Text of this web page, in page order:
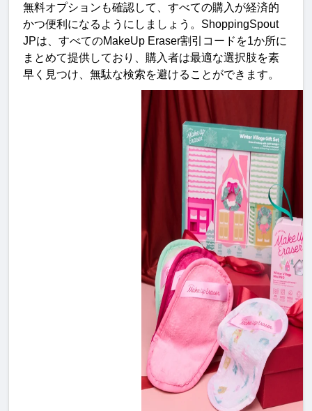
無料オプションも確認して、すべての購入が経済的
かつ便利になるようにしましょう。 ShoppingSpout
JPは、すべてのMakeUp Eraser割引コードを1か所に
まとめて提供しており、購入者は最適な選択肢を素
早く見つけ、無駄な検索を避けることができます。